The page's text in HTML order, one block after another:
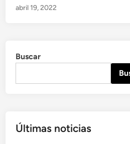
a
n
abril 19, 2022
Buscar
Últimas noticias